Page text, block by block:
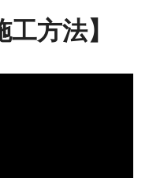
方法】